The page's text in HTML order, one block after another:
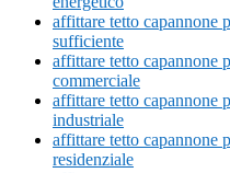
affittare tetto capannone
sufficiente
affittare tetto capannone
commerciale
affittare tetto capannone
industriale
affittare tetto capannone
residenziale